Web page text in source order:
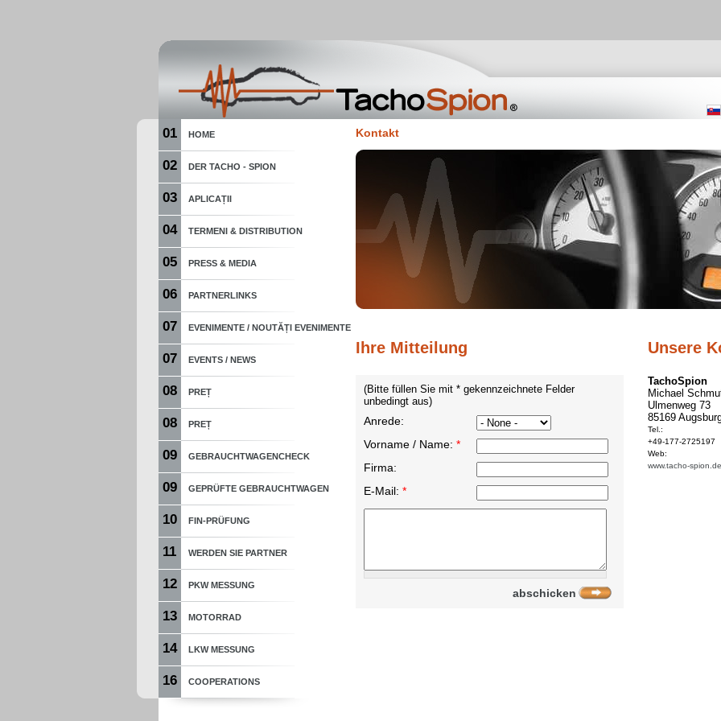
01 HOME
02 DER TACHO - SPION
03 APLICAȚII
04 TERMENI & DISTRIBUTION
05 PRESS & MEDIA
06 PARTNERLINKS
07 EVENIMENTE / NOUTĂȚI EVENIMENTE
07 EVENTS / NEWS
08 PREȚ
08 PREȚ
09 GEBRAUCHTWAGENCHECK
09 GEPRÜFTE GEBRAUCHTWAGEN
10 FIN-PRÜFUNG
11 WERDEN SIE PARTNER
12 PKW MESSUNG
13 MOTORRAD
14 LKW MESSUNG
16 COOPERATIONS
Kontakt
Ihre Mitteilung
(Bitte füllen Sie mit * gekennzeichnete Felder
unbedingt aus)
Anrede:
Vorname / Name: *
Firma:
E-Mail: *
Unsere
TachoSpion
Michael
Ulmenweg 73
85169
Tel.:
+49-177-2725197
Web:
www.tacho-spion.de